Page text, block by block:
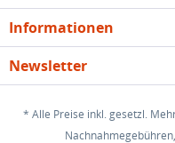
Informationen
Newsletter
* Alle Preise inkl. gesetzl.